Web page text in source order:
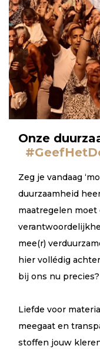
Onze
Zeg je vandaag
duurzaamheid
maatregelen
mee(r)
hier vollédig
bij ons nu precies?
Liefde voor
meegaat en
stoffen jouw